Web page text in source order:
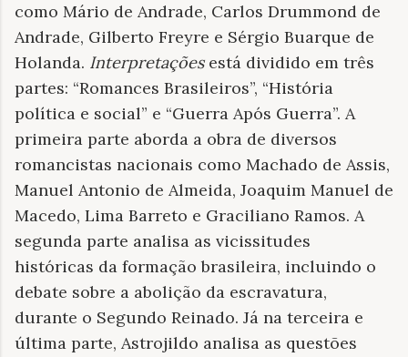
como Mário de Andrade, Carlos Drummond de
Andrade, Gilberto Freyre e Sérgio Buarque de
Holanda. Interpretaçõesestá dividido em três
partes: “Romances Brasileiros”, “História
política e social” e “Guerra Após Guerra”. A
primeira parte aborda a obra de diversos
romancistas nacionais como Machado de Assis,
Manuel Antonio de Almeida, Joaquim Manuel de
Macedo, Lima Barreto e Graciliano Ramos. A
segunda parte analisa as vicissitudes
históricas da formação brasileira, incluindo o
debate sobre a abolição da escravatura,
durante o Segundo Reinado. Já na terceira e
última parte, Astrojildo analisa as questões